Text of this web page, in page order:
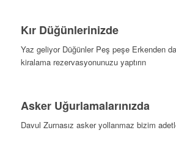
Kır Düğünlerinizde
Yaz geliyor Düğünler Peş peşe Erkenden
kiralama rezervasyonunuzu yaptırın
Asker Uğurlamalarınızda
Davul Zurnasız asker yollanmaz bizim